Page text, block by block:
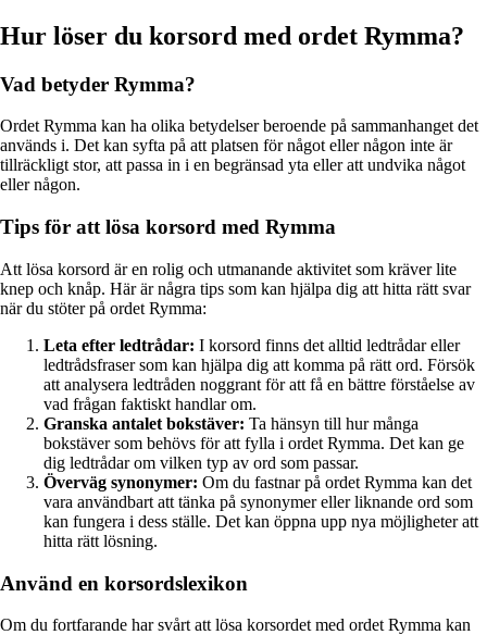
Hur löser du korsord med ordet Rymma?
Vad betyder Rymma?
Ordet Rymma kan ha olika betydelser beroende på sammanhanget det
används i. Det kan syfta på att platsen för något eller någon inte är
tillräckligt stor, att passa in i en begränsad yta eller att undvika något
eller någon.
Tips för att lösa korsord med Rymma
Att lösa korsord är en rolig och utmanande aktivitet som kräver lite
knep och knåp. Här är några tips som kan hjälpa dig att hitta rätt svar
när du stöter på ordet Rymma:
Leta efter ledtrådar: I korsord finns det alltid ledtrådar eller
ledtrådsfraser som kan hjälpa dig att komma på rätt ord. Försök
att analysera ledtråden noggrant för att få en bättre förståelse av
vad frågan faktiskt handlar om.
Granska antalet bokstäver: Ta hänsyn till hur många
bokstäver som behövs för att fylla i ordet Rymma. Det kan ge
dig ledtrådar om vilken typ av ord som passar.
Överväg synonymer: Om du fastnar på ordet Rymma kan det
vara användbart att tänka på synonymer eller liknande ord som
kan fungera i dess ställe. Det kan öppna upp nya möjligheter att
hitta rätt lösning.
Använd en korsordslexikon
Om du fortfarande har svårt att lösa korsordet med ordet Rymma kan